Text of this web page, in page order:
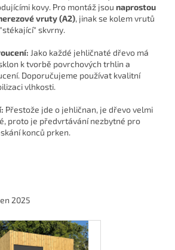
kovy. Pro montáž jsou naprostou
vruty (A2), jinak se kolem vrutů
skvrny.
Jako každé jehličnaté dřevo má
k tvorbě povrchových trhlin a
Doporučujeme používat kvalitní
vlhkosti.
Přestože jde o jehličnan, je dřevo velmi
proto je předvrtávání nezbytné pro
konců prken.
2025